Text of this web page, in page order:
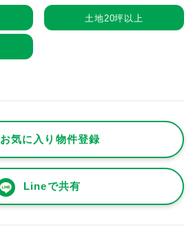
土地20坪以上
お気に入り物件登録
Lineで共有